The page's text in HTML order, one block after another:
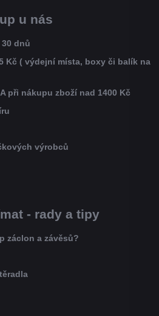
u nás
dnů
Kč ( výdejní místa, boxy či balík na
při nákupu zboží nad 1400 Kč
výrobců
- rady a tipy
záclon a závěsů?